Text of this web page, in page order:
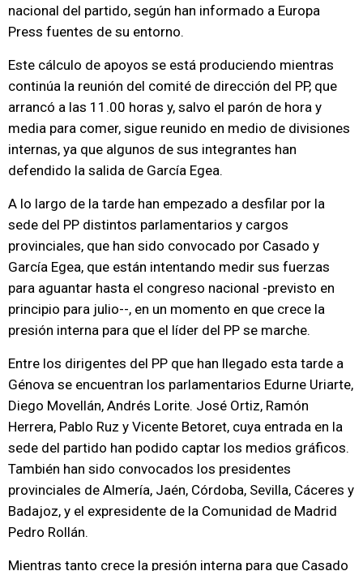
nacional del partido, según han informado a Europa
Press fuentes de su entorno.
Este cálculo de apoyos se está produciendo mientras
continúa la reunión del comité de dirección del PP, que
arrancó a las 11.00 horas y, salvo el parón de hora y
media para comer, sigue reunido en medio de divisiones
internas, ya que algunos de sus integrantes han
defendido la salida de García Egea.
A lo largo de la tarde han empezado a desfilar por la
sede del PP distintos parlamentarios y cargos
provinciales, que han sido convocado por Casado y
García Egea, que están intentando medir sus fuerzas
para aguantar hasta el congreso nacional -previsto en
principio para julio--, en un momento en que crece la
presión interna para que el líder del PP se marche.
Entre los dirigentes del PP que han llegado esta tarde a
Génova se encuentran los parlamentarios Edurne Uriarte,
Diego Movellán, Andrés Lorite. José Ortiz, Ramón
Herrera, Pablo Ruz y Vicente Betoret, cuya entrada en la
sede del partido han podido captar los medios gráficos.
También han sido convocados los presidentes
provinciales de Almería, Jaén, Córdoba, Sevilla, Cáceres y
Badajoz, y el expresidente de la Comunidad de Madrid
Pedro Rollán.
Mientras tanto crece la presión interna para que Casado